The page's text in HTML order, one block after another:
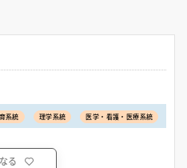
系統 理学系統 医学・看護・医療系統
る